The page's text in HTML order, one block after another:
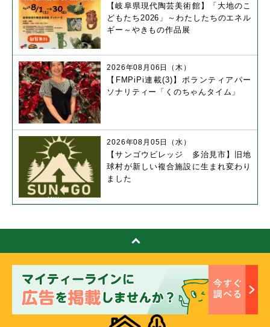
【岐阜県現代陶芸美術館】「大地のこ
どもたち2026」～わたしたちのエネル
ギー～やきもの作品展
【FMPiPi連載(3)】ボランティアパー
ソナリティー「くのちゃんタイム」
2026年08月06日（木）
【サンゴウビレッジ 多治見市】旧地
球村が新しい複合施設に生まれ変わり
ました
2026年08月05日（水）